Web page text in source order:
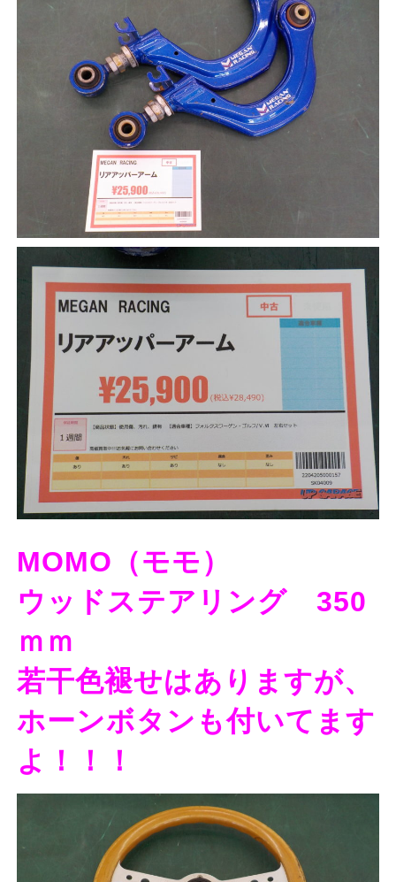
MOMO（モモ）
ウッドステアリング 350
ｍｍ
若干色褪せはありますが、
ホーンボタンも付いてます
よ！！！